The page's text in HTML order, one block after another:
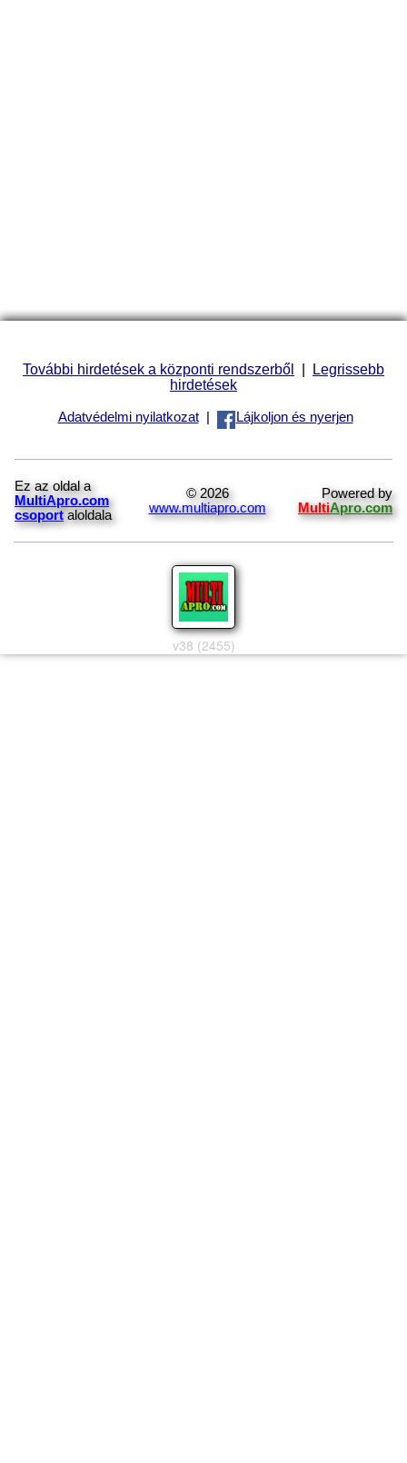
További hirdetések a központi rendszerből | Legrissebb
hirdetések
Adatvédelmi nyilatkozat| Lájkoljon és nyerjen
Ez az oldal a
MultiApro.com
csoport aloldala
© 2026
www.multiapro.com
Powered by
MultiApro.com
v38 (2455)